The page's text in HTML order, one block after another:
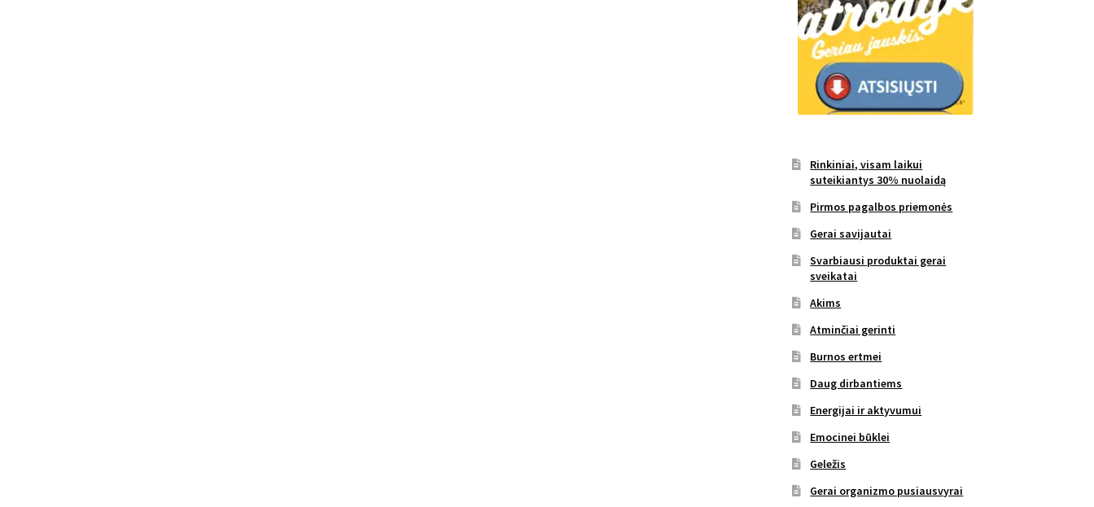
Rinkiniai, visam laikui
suteikiantys 30% nuolaidą
Pirmos pagalbos priemonės
Gerai savijautai
Svarbiausi produktai gerai
sveikatai
Akims
Atminčiai gerinti
Burnos ertmei
Daug dirbantiems
Energijai ir aktyvumui
Emocinei būklei
Geležis
Gerai organizmo pusiausvyrai